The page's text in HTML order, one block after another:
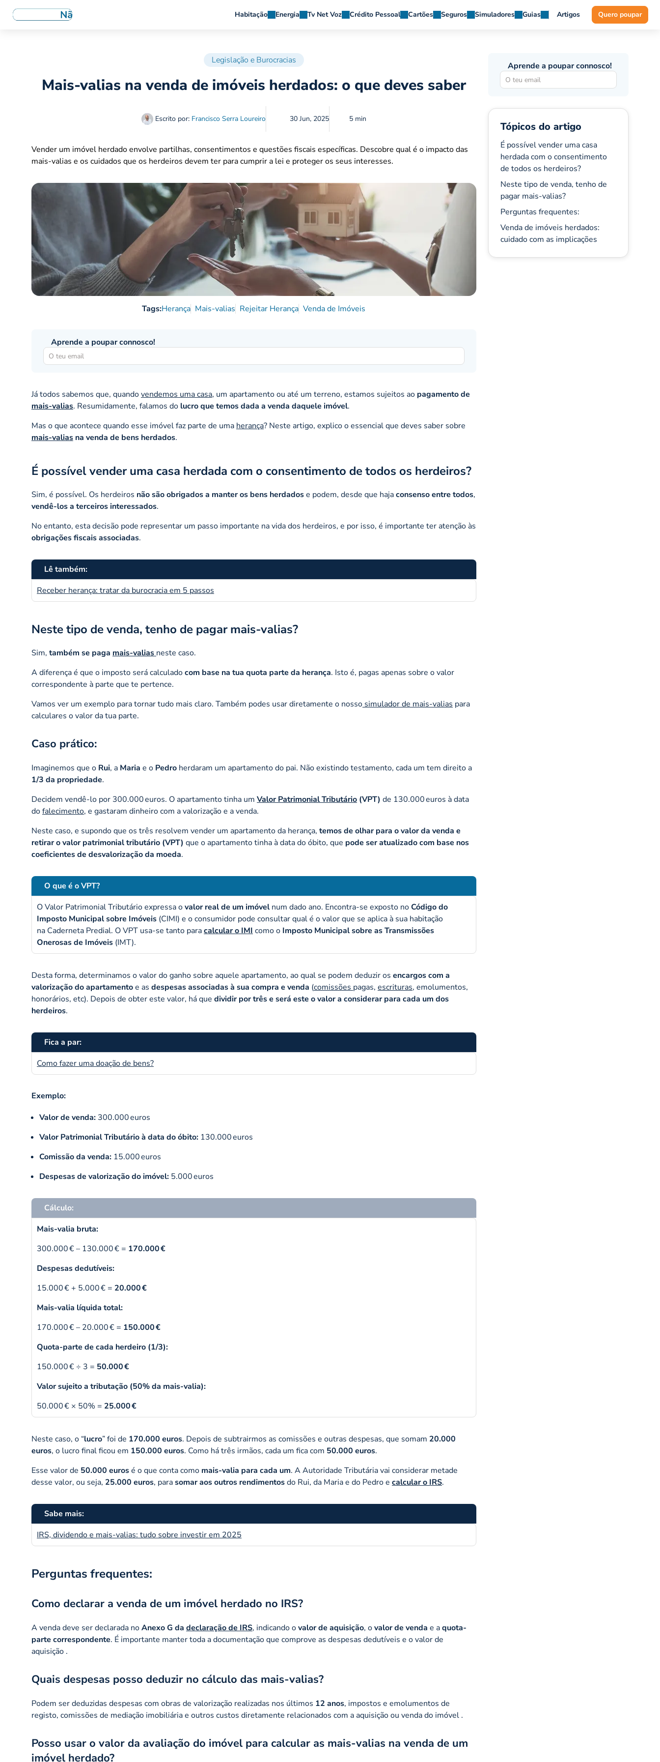
Habitação Energia Tv Net Voz Crédito Pessoal Cartões Seguros Simuladores Guias Artigos Quero poupar
Legislação e Burocracias
Mais-valias na venda de imóveis herdados: o que deves saber
Escrito por: Francisco Serra Loureiro 30 Jun, 2025 5 min
Vender um imóvel herdado envolve partilhas, consentimentos e questões fiscais específicas. Descobre qual é o impacto das
mais-valias e os cuidados que os herdeiros devem ter para cumprir a lei e proteger os seus interesses.
Tags:Herança Mais-valias Rejeitar Herança Venda de Imóveis
Aprende a poupar connosco!
Já todos sabemos que, quandovendemos uma casa, um apartamento ou até um terreno, estamos sujeitos ao pagamento de
mais-valias. Resumidamente, falamos do lucro que temos dada a venda daquele imóvel.
Mas o que acontece quando esse imóvel faz parte de uma herança? Neste artigo, explico o essencial que deves saber sobre
mais-valias na venda de bens herdados.
É possível vender uma casa herdada com o consentimento de todos os herdeiros?
Sim, é possível. Os herdeiros não são obrigados a manter os bens herdadose podem, desde que hajaconsenso entre todos,
vendê-los a terceiros interessados.
No entanto, esta decisão pode representar um passo importante na vida dos herdeiros, e por isso, é importante ter atenção às
obrigações fiscais associadas.
Lê também:
Receber herança: tratar da burocracia em 5 passos
Neste tipo de venda, tenho de pagar mais-valias?
Sim, também se paga mais-valias neste caso.
A diferença é que o imposto será calculadocom base na tua quota parte da herança. Isto é, pagas apenas sobre o valor
correspondente à parte que te pertence.
Vamos ver um exemplo para tornar tudo mais claro. Também podes usar diretamente o nosso simulador de mais-valias para
calculares o valor da tua parte.
Caso prático:
Imaginemos que o Rui, a Maria e o Pedro herdaram um apartamento do pai. Não existindo testamento, cada um tem direito a
1/3 da propriedade.
Decidem vendê-lo por 300.000 euros. O apartamento tinha um Valor Patrimonial Tributário (VPT) de 130.000 euros à data
dofalecimento, e gastaram dinheiro com a valorização e a venda.
Neste caso, e supondo que os três resolvem vender um apartamento da herança, temos de olhar para o valor da venda e
retirar o valor patrimonial tributário (VPT) que o apartamento tinha à data do óbito, que pode ser atualizado com base nos
coeficientes de desvalorização da moeda.
O que é o VPT?
O Valor Patrimonial Tributário expressa ovalor real de um imóvel num dado ano. Encontra-se exposto noCódigo do
Imposto Municipal sobre Imóveis (CIMI) e o consumidor pode consultar qual é o valor que se aplica à sua habitação
na Caderneta Predial. O VPT usa-se tanto paracalcular o IMI como o Imposto Municipal sobre as Transmissões
Onerosas de Imóveis (IMT).
Desta forma, determinamos o valor do ganho sobre aquele apartamento, ao qual se podem deduzir os encargos com a
valorização do apartamentoe as despesas associadas à sua compra e venda (comissões pagas, escrituras, emolumentos,
honorários, etc). Depois de obter este valor, há que dividir por três e será este o valor a considerar para cada um dos
herdeiros.
Fica a par:
Como fazer uma doação de bens?
Exemplo:
Valor de venda: 300.000 euros
Valor Patrimonial Tributário à data do óbito: 130.000 euros
Comissão da venda: 15.000 euros
Despesas de valorização do imóvel: 5.000 euros
Cálculo:
Mais-valia bruta:
300.000 € – 130.000 € = 170.000 €
Despesas dedutíveis:
15.000 € + 5.000 € = 20.000 €
Mais-valia líquida total:
170.000 € – 20.000 € = 150.000 €
Quota-parte de cada herdeiro (1/3):
150.000 € ÷ 3 = 50.000 €
Valor sujeito a tributação (50% da mais-valia):
50.000 € × 50% = 25.000 €
Neste caso, o “lucro” foi de 170.000 euros. Depois de subtrairmos as comissões e outras despesas, que somam 20.000
euros, o lucro final ficou em 150.000 euros. Como há três irmãos, cada um fica com 50.000 euros.
Esse valor de 50.000 eurosé o que conta como mais-valia para cada um. A Autoridade Tributária vai considerar metade
desse valor, ou seja, 25.000 euros, parasomar aos outros rendimentosdo Rui, da Maria e do Pedro e calcular o IRS.
Sabe mais:
IRS, dividendo e mais-valias: tudo sobre investir em 2025
Perguntas frequentes:
Como declarar a venda de um imóvel herdado no IRS?
A venda deve ser declarada noAnexo G da declaração de IRS, indicando ovalor de aquisição, ovalor de venda e aquota-
parte correspondente. É importante manter toda a documentação que comprove as despesas dedutíveis e o valor de
aquisição .
Quais despesas posso deduzir no cálculo das mais-valias?
Podem ser deduzidas despesas com obras de valorização realizadas nos últimos 12 anos, impostos e emolumentos de
registo, comissões de mediação imobiliária e outros custos diretamente relacionados com a aquisição ou venda do imóvel .
Posso usar o valor da avaliação do imóvel para calcular as mais-valias na venda de um
imóvel herdado?
Aprende a poupar connosco!
Tópicos do artigo
É possível vender uma casa
herdada com o consentimento
de todos os herdeiros?
Neste tipo de venda, tenho de
pagar mais-valias?
Perguntas frequentes:
Venda de imóveis herdados:
cuidado com as implicações